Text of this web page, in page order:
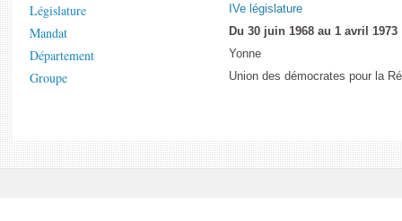
Législature IVe législature
Mandat Du 30 juin 1968 au 1 avril 1973
Département Yonne
Groupe Union des démocrates pour la